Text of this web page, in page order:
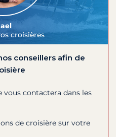
croisières
conseillers afin de
vous contactera dans les
de croisière sur votre